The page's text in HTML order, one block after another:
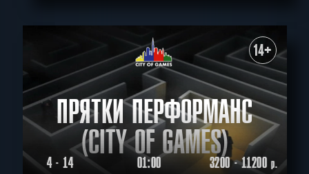
14+
ПРЯТКИ ПЕРФОРМАНС
(CITY OF GAMES)
4 - 14 01:00 3200 - 11200р.